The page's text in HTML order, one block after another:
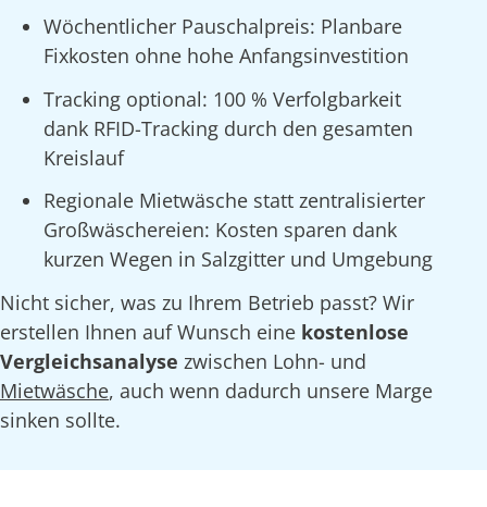
Wöchentlicher Pauschalpreis: Planbare
Fixkosten ohne hohe Anfangsinvestition
Tracking optional: 100 % Verfolgbarkeit
dank RFID-Tracking durch den gesamten
Kreislauf
Regionale Mietwäsche statt zentralisierter
Großwäschereien: Kosten sparen dank
kurzen Wegen in Salzgitter und Umgebung
Nicht sicher, was zu Ihrem Betrieb passt? Wir
erstellen Ihnen auf Wunsch eine kostenlose
Vergleichsanalyse zwischen Lohn- und
Mietwäsche, auch wenn dadurch unsere Marge
sinken sollte.